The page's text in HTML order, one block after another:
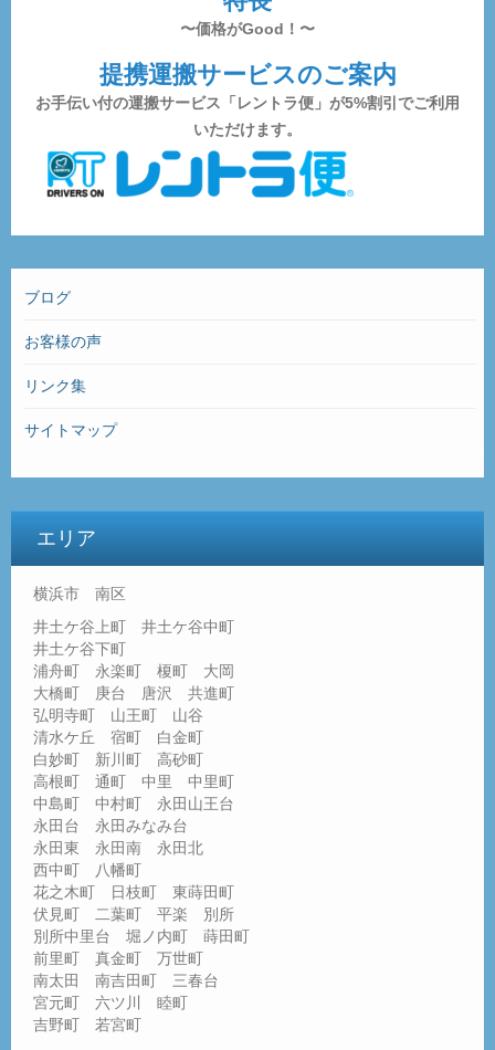
〜価格がGood！〜
提携運搬サービスのご案内
お手伝い付の運搬サービス「レントラ便」が5%割引でご利用
いただけます。
ブログ
お客様の声
リンク集
サイトマップ
エリア
横浜市 南区
井土ケ谷上町 井土ケ谷中町
井土ケ谷下町
浦舟町 永楽町 榎町 大岡
大橋町 庚台 唐沢 共進町
弘明寺町 山王町 山谷
清水ケ丘 宿町 白金町
白妙町 新川町 高砂町
高根町 通町 中里 中里町
中島町 中村町 永田山王台
永田台 永田みなみ台
永田東 永田南 永田北
西中町 八幡町
花之木町 日枝町 東蒔田町
伏見町 二葉町 平楽 別所
別所中里台 堀ノ内町 蒔田町
前里町 真金町 万世町
南太田 南吉田町 三春台
宮元町 六ツ川 睦町
吉野町 若宮町